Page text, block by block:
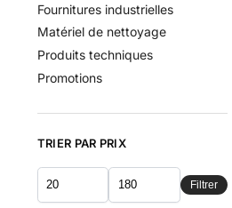
Fournitures industrielles
Matériel de nettoyage
Produits techniques
Promotions
TRIER PAR PRIX
Filtrer